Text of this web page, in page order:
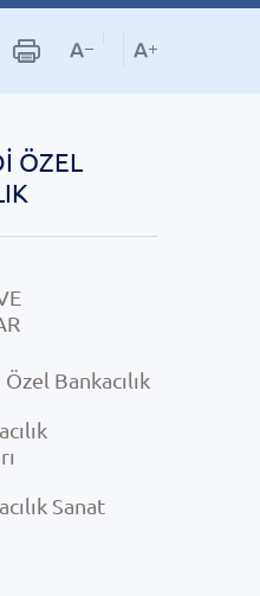
ÖZEL
Bankacılık
Sanat